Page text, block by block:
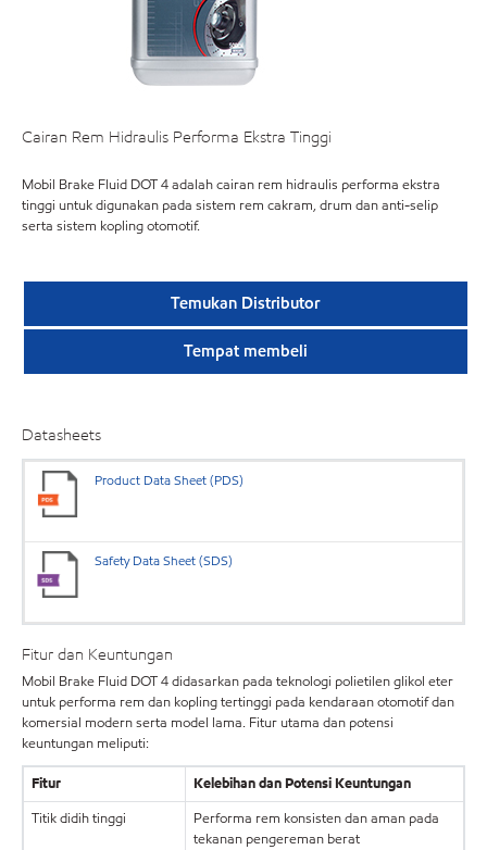
Cairan Rem Hidraulis Performa Ekstra Tinggi
Mobil Brake Fluid DOT 4 adalah cairan rem hidraulis performa ekstra
tinggi untuk digunakan pada sistem rem cakram, drum dan anti-selip
serta sistem kopling otomotif.
Temukan Distributor
Tempat membeli
Datasheets
Product Data Sheet (PDS)
Safety Data Sheet (SDS)
Fitur dan Keuntungan
Mobil Brake Fluid DOT 4 didasarkan pada teknologi polietilen glikol eter
untuk performa rem dan kopling tertinggi pada kendaraan otomotif dan
komersial modern serta model lama. Fitur utama dan potensi
keuntungan meliputi:
Fitur
Kelebihan dan Potensi Keuntungan
Titik didih tinggi
Performa rem konsisten dan aman pada
tekanan pengereman berat